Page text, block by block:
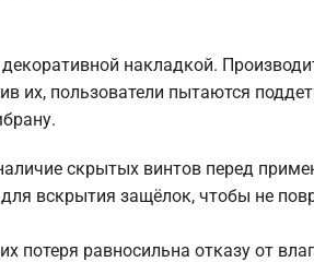
накладкой.
их, пользователи пытаются
скрытых винтов перед
вскрытия защёлок, чтобы не
потеря равносильна отказу от